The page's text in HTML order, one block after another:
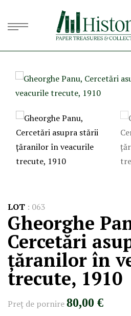
LOT : 063
Gheorghe
Cercetări
țăranilor în
trecute, 1910
Preţ de pornire80,00 €